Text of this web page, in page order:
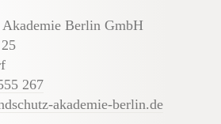
Berlin GmbH
267
akademie-berlin.de